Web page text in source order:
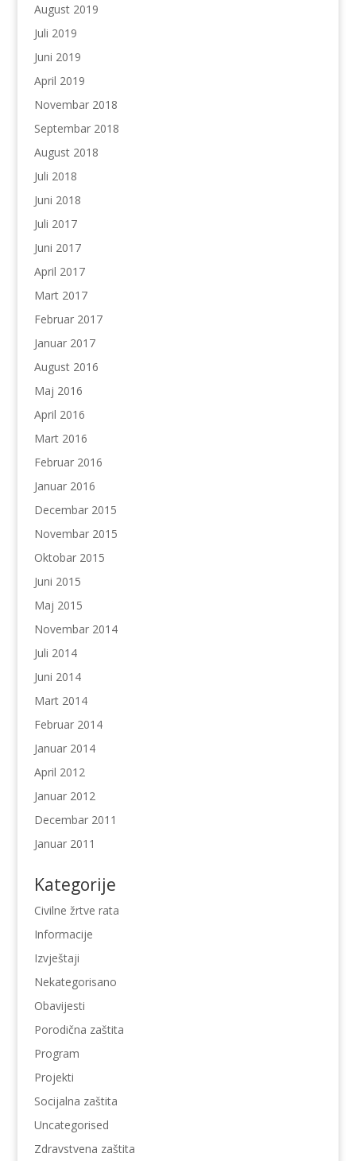
August 2019
Juli 2019
Juni 2019
April 2019
Novembar 2018
Septembar 2018
August 2018
Juli 2018
Juni 2018
Juli 2017
Juni 2017
April 2017
Mart 2017
Februar 2017
Januar 2017
August 2016
Maj 2016
April 2016
Mart 2016
Februar 2016
Januar 2016
Decembar 2015
Novembar 2015
Oktobar 2015
Juni 2015
Maj 2015
Novembar 2014
Juli 2014
Juni 2014
Mart 2014
Februar 2014
Januar 2014
April 2012
Januar 2012
Decembar 2011
Januar 2011
Kategorije
Civilne žrtve rata
Informacije
Izvještaji
Nekategorisano
Obavijesti
Porodična zaštita
Program
Projekti
Socijalna zaštita
Uncategorised
Zdravstvena zaštita